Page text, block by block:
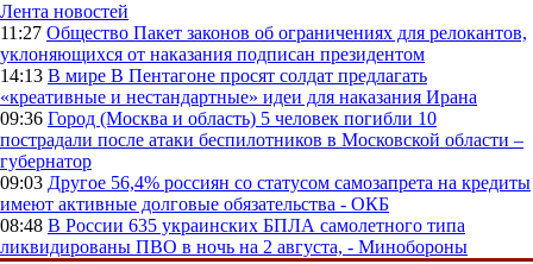
Лента новостей
11:27 Общество Пакет законов об ограничениях для релокантов,
уклоняющихся от наказания подписан президентом
14:13 В мире В Пентагоне просят солдат предлагать
«креативные и нестандартные» идеи для наказания Ирана
09:36 Город (Москва и область) 5 человек погибли 10
пострадали после атаки беспилотников в Московской области –
губернатор
09:03 Другое 56,4% россиян со статусом самозапрета на кредиты
имеют активные долговые обязательства - ОКБ
08:48 В России 635 украинских БПЛА самолетного типа
ликвидированы ПВО в ночь на 2 августа, - Минобороны